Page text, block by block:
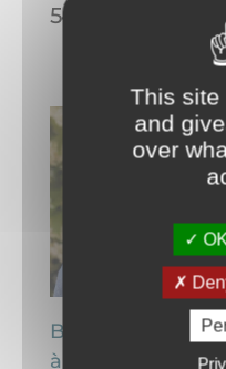
54,00
Boucles d’oreilles
à feuilles – Alma
This
and
over